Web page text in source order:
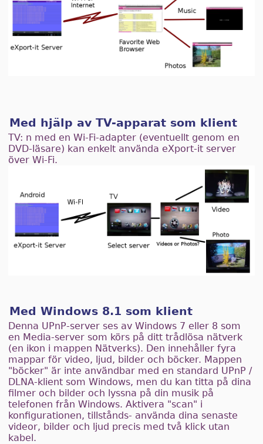
Med hjälp av TV-apparat som klient
TV: n med en Wi-Fi-adapter (eventuellt genom en
DVD-läsare) kan enkelt använda eXport-it server
över Wi-Fi.
Med Windows 8.1 som klient
Denna UPnP-server ses av Windows 7 eller 8 som
en Media-server som körs på ditt trådlösa nätverk
(en ikon i mappen Nätverks). Den innehåller fyra
mappar för video, ljud, bilder och böcker. Mappen
"böcker" är inte användbar med en standard UPnP /
DLNA-klient som Windows, men du kan titta på dina
filmer och bilder och lyssna på din musik på
telefonen från Windows. Aktivera "scan" i
konfigurationen, tillstånds- använda dina senaste
videor, bilder och ljud precis med två klick utan
kabel.